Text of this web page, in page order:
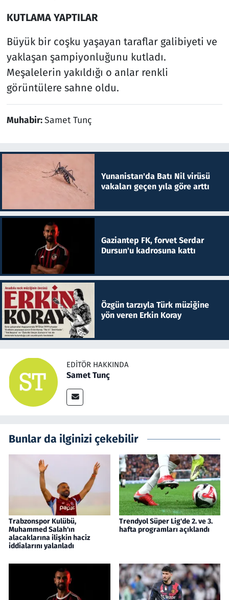
KUTLAMA YAPTILAR
Büyük bir coşku yaşayan taraflar galibiyeti ve
yaklaşan şampiyonluğunu kutladı.
Meşalelerin yakıldığı o anlar renkli
görüntülere sahne oldu.
Muhabir:Samet Tunç
Yunanistan'da Batı Nil virüsü
vakaları geçen yıla göre arttı
Gaziantep FK, forvet Serdar
Dursun'u kadrosuna kattı
Özgün tarzıyla Türk müziğine
yön veren Erkin Koray
EDITÖR HAKKINDA
Samet Tunç
Bunlar da ilginizi çekebilir
Trabzonspor Kulübü,
Muhammed Salah'ın
alacaklarına ilişkin haciz
iddialarını yalanladı
Trendyol Süper Lig'de 2. ve 3.
hafta programları açıklandı